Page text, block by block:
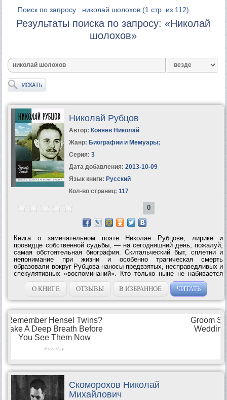
Поиск по запросу : николай шолохов (1 стр. из 112)
Результаты поиска по запросу: «Николай
шолохов»
Николай Рубцов
Автор: Коняев Николай
Жанр: Биографии и Мемуары;
Серия: 3
Дата добавления: 2013-10-09
Язык книги: Русский
Кол-во страниц: 117
0
Книга о замечательном поэте Николае Рубцове, лирике и
провидце собственной судьбы, — на сегодняшний день, пожалуй,
самая обстоятельная биография. Скитальческий быт, сплетни и
непонимание при жизни и особенно трагическая смерть
образовали вокруг Рубцова наносы предвзятых, несправедливых и
спекулятивных «воспоминаний». Кто только ныне не набивается
ему в друзья! Автор предлагаемой читателям книги Николай
Коняев глубоко изучил...
О КНИГЕ ОТЗЫВЫ В ИЗБРАННОЕ ЧИТАТЬ
Скоморохов Николай
Михайлович